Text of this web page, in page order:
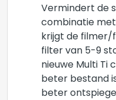
Vermindert de
combinatie met
krijgt de filmer/
filter van 5-9
nieuwe Multi Ti
beter bestand
beter